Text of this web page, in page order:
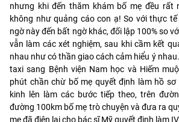
nhưng khi đến thăm khám bố mẹ đều rất
không như quảng cáo con ạ! So với thực
ngờ này đến bất ngờ khác, đối lập 100% so
vẫn làm các xét nghiệm, sau khi cầm kết
nhau như có thần giao cách cảm hiểu ý
taxi sang Bệnh viện Nam học và Hiếm
phút chần chừ bố mẹ quyết định làm hồ sơ
kinh lên làm các bước tiếp theo, trên
đường 100km bố mẹ trò chuyện và đưa ra
mẹ đã điện lại cho bác sĩ Mỹ quyết định làm